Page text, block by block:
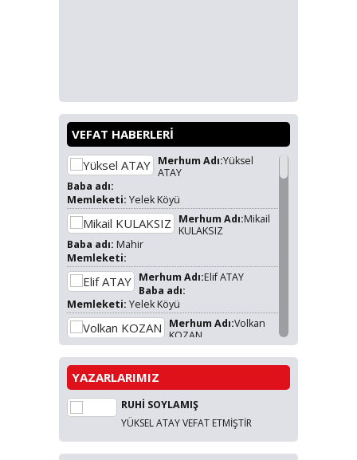
VEFAT HABERLERİ
Merhum Adı:Yüksel
ATAY
Baba adı:
Memleketi: Yelek Köyü
Merhum Adı:Mikail
KULAKSIZ
Baba adı: Mahir
Memleketi:
Merhum Adı:Elif ATAY
Baba adı:
Memleketi: Yelek Köyü
Merhum Adı:Volkan
KOZAN
Baba adı:Uğur KOZAN
Memleketi:Yelek Köyü
Merhum Adı:
Memleketi:
Merhum Adı:Hamiyet
SARI
Baba adı:Osman DEMİRHAN
YAZARLARIMIZ
RUHİ SOYLAMIŞ
YÜKSEL ATAY VEFAT ETMİŞTİR